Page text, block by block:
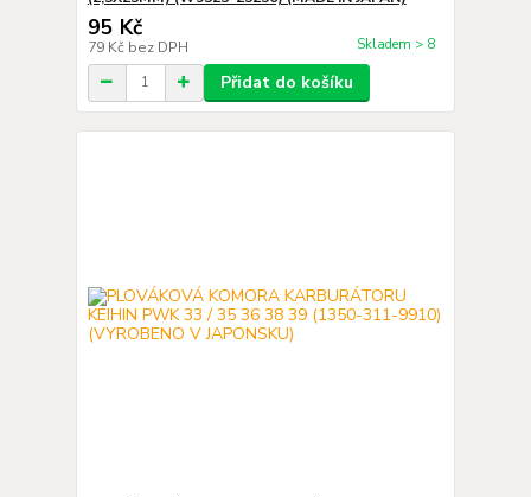
95 Kč
79 Kč bez DPH Skladem > 8
Přidat do košíku